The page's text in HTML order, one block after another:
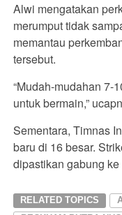
Alwi mengatakan
merumput tidak
memantau
tersebut.
“Mudah-mudahan 7-
untuk bermain,”
Sementara, Timnas
baru di 16 besar.
dipastikan gabung
RELATED TOPICS